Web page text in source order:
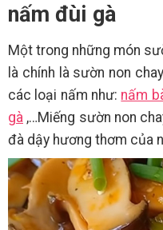
nấm đùi gà
Một trong những món
là chính là sườn non
các loại nấm như: nấm
gà ,…Miếng sườn non
đà dậy hương thơm của